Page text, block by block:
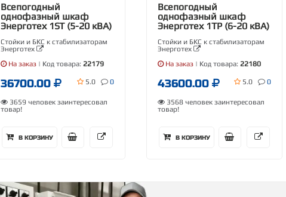
Всепогодный
однофазный шкаф
Энерготех 1ST (5-20 кВА)
Стойки и БКС к стабилизаторам
Энерготех
На заказ| Код товара: 22179
36700.00 5.0 0
3659 человек заинтересовал
товар!
В КОРЗИНУ
Всепогодный
однофазный шкаф
Энерготех 1TP (6-20 кВА)
Стойки и БКС к стабилизаторам
Энерготех
На заказ| Код товара: 22180
43600.00 5.0 0
3568 человек заинтересовал
товар!
В КОРЗИНУ